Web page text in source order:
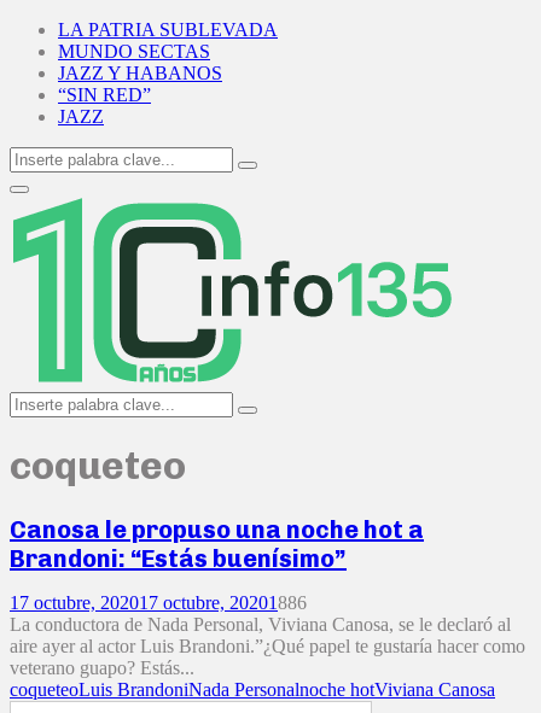
LA PATRIA SUBLEVADA
MUNDO SECTAS
JAZZ Y HABANOS
“SIN RED”
JAZZ
Search
for:
Search
Primary
Menu
Search
for:
Search
coqueteo
Canosa le propuso una noche hot a
Brandoni: “Estás buenísimo”
17 octubre, 202017 octubre, 20201886
La conductora de Nada Personal, Viviana Canosa, se le declaró al
aire ayer al actor Luis Brandoni.”¿Qué papel te gustaría hacer como
veterano guapo? Estás...
coqueteoLuis BrandoniNada Personalnoche hotViviana Canosa